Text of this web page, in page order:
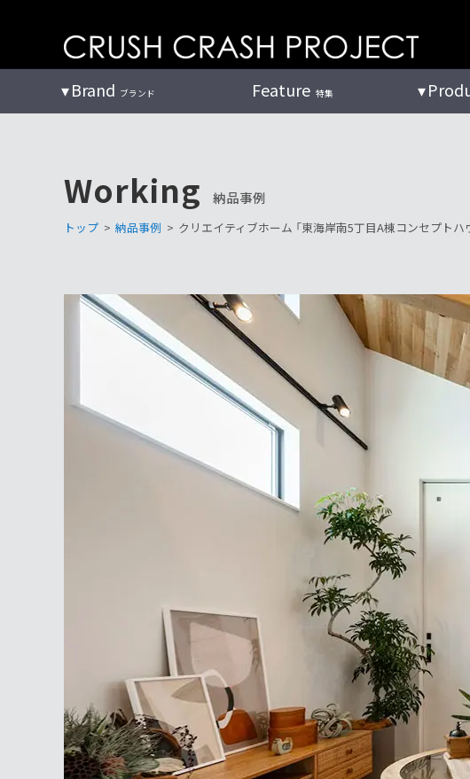
ツ
Brand ブランド Feature 特集
Working 納品事例
トップ > 納品事例 > クリエイティブホーム 「東海岸南5丁目A棟コンセプトハ